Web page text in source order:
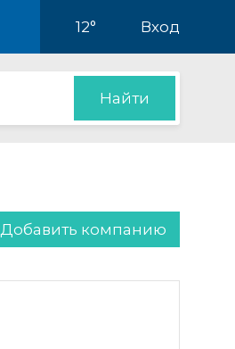
12° Вход
Найти
Добавить компанию